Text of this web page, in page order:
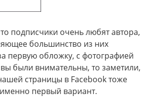
подписчики очень любят автора,
большинство из них
первую обложку, с фотографией
были внимательны, то заметили,
страницы в Facebook тоже
первый вариант.